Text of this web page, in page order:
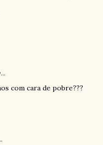
com cara de pobre???